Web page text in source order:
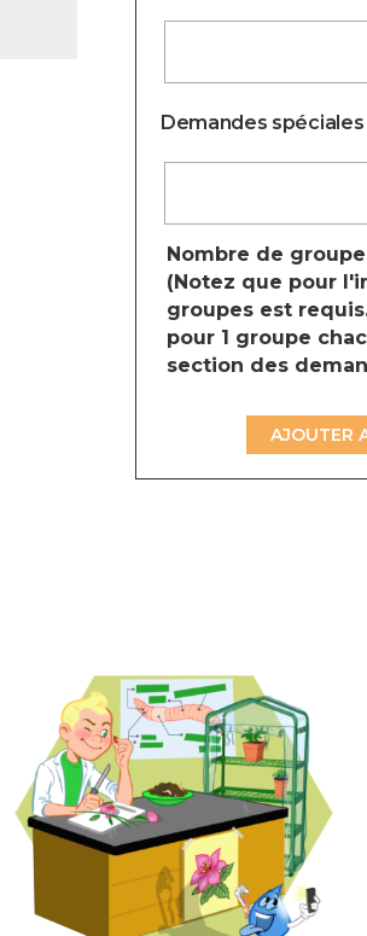
Demandes spéciales
Nombre de
(Notez que pour
groupes est
pour 1 groupe
section des
AJOUTER